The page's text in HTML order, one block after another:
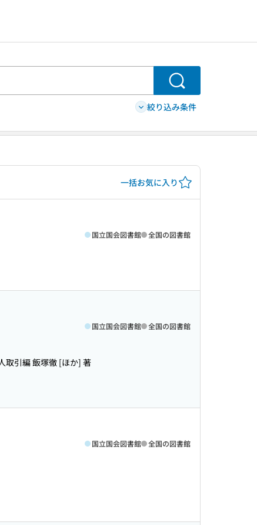
検索
絞り込み条件
一括お気に入り
国立国会図書館 全国の図書館
国立国会図書館 全国の図書館
取引編 飯塚徹 [ほか] 著
国立国会図書館 全国の図書館